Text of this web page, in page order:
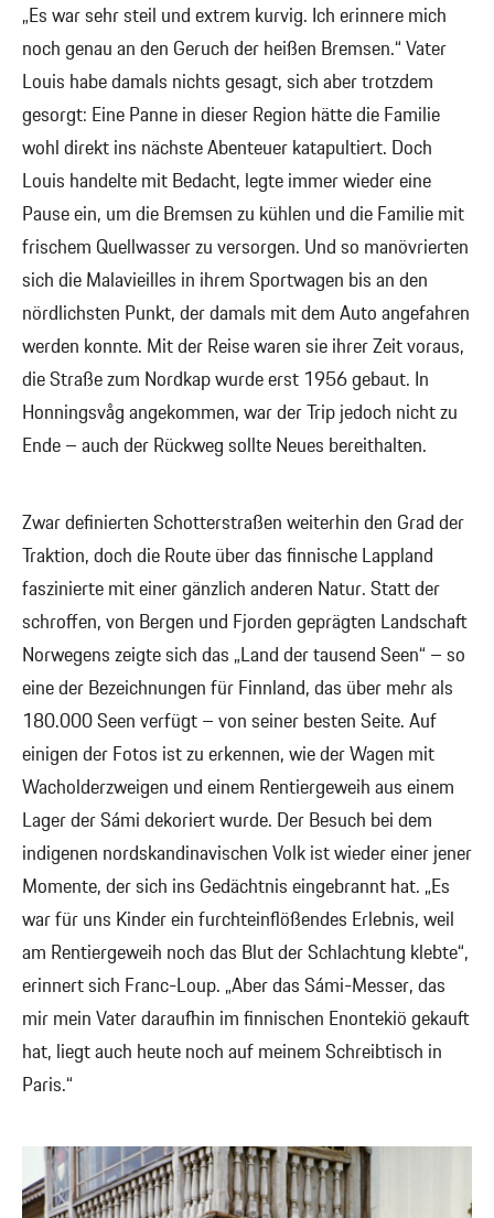
„Es war sehr steil und extrem kurvig. Ich erinnere mich
noch genau an den Geruch der heißen Bremsen.“ Vater
Louis habe damals nichts gesagt, sich aber trotzdem
gesorgt: Eine Panne in dieser Region hätte die Familie
wohl direkt ins nächste Abenteuer katapultiert. Doch
Louis handelte mit Bedacht, legte immer wieder eine
Pause ein, um die Bremsen zu kühlen und die Familie mit
frischem Quellwasser zu versorgen. Und so manövrierten
sich die Malavieilles in ihrem Sportwagen bis an den
nördlichsten Punkt, der damals mit dem Auto angefahren
werden konnte. Mit der Reise waren sie ihrer Zeit voraus,
die Straße zum Nordkap wurde erst 1956 gebaut. In
Honningsvåg angekommen, war der Trip jedoch nicht zu
Ende – auch der Rückweg sollte Neues bereithalten.
Zwar definierten Schotterstraßen weiterhin den Grad der
Traktion, doch die Route über das finnische Lappland
faszinierte mit einer gänzlich anderen Natur. Statt der
schroffen, von Bergen und Fjorden geprägten Landschaft
Norwegens zeigte sich das „Land der tausend Seen“ – so
eine der Bezeichnungen für Finnland, das über mehr als
180.000 Seen verfügt – von seiner besten Seite. Auf
einigen der Fotos ist zu erkennen, wie der Wagen mit
Wacholderzweigen und einem Rentiergeweih aus einem
Lager der Sámi dekoriert wurde. Der Besuch bei dem
indigenen nordskandinavischen Volk ist wieder einer jener
Momente, der sich ins Gedächtnis eingebrannt hat. „Es
war für uns Kinder ein furchteinflößendes Erlebnis, weil
am Rentiergeweih noch das Blut der Schlachtung klebte“,
erinnert sich Franc-Loup. „Aber das Sámi-Messer, das
mir mein Vater daraufhin im finnischen Enontekiö gekauft
hat, liegt auch heute noch auf meinem Schreibtisch in
Paris.“